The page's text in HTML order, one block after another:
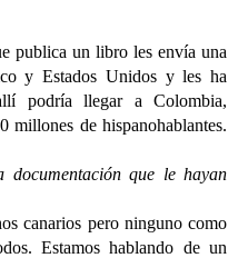
un libro les envía una
y Estados Unidos y les ha
podría llegar a Colombia,
de hispanohablantes.
que le hayan
pero ninguno como
Estamos hablando de un